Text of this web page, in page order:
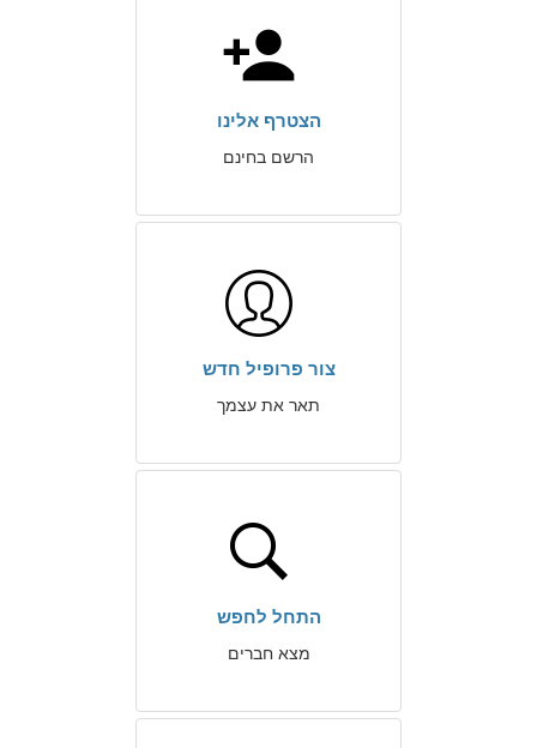
הצטרף אלינו
הרשם בחינם
צור פרופיל חדש
תאר את עצמך
התחל לחפש
מצא חברים